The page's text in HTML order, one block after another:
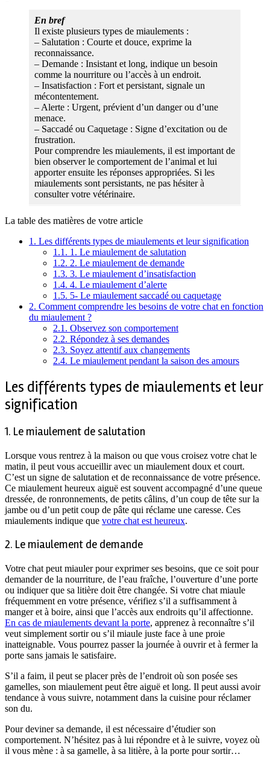
En bref
Il existe plusieurs types de miaulements :
– Salutation : Courte et douce, exprime la
reconnaissance.
– Demande : Insistant et long, indique un besoin
comme la nourriture ou l’accès à un endroit.
– Insatisfaction : Fort et persistant, signale un
mécontentement.
– Alerte : Urgent, prévient d’un danger ou d’une
menace.
– Saccadé ou Caquetage : Signe d’excitation ou de
frustration.
Pour comprendre les miaulements, il est important de
bien observer le comportement de l’animal et lui
apporter ensuite les réponses appropriées. Si les
miaulements sont persistants, ne pas hésiter à
consulter votre vétérinaire.
La table des matières de votre article
1. Les différents types de miaulements et leur signification
1.1. 1. Le miaulement de salutation
1.2. 2. Le miaulement de demande
1.3. 3. Le miaulement d’insatisfaction
1.4. 4. Le miaulement d’alerte
1.5. 5- Le miaulement saccadé ou caquetage
2. Comment comprendre les besoins de votre chat en fonction
du miaulement ?
2.1. Observez son comportement
2.2. Répondez à ses demandes
2.3. Soyez attentif aux changements
2.4. Le miaulement pendant la saison des amours
Les différents types de miaulements et leur
signification
1. Le miaulement de salutation
Lorsque vous rentrez à la maison ou que vous croisez votre chat le
matin, il peut vous accueillir avec un miaulement doux et court.
C’est un signe de salutation et de reconnaissance de votre présence.
Ce miaulement heureux aiguë est souvent accompagné d’une queue
dressée, de ronronnements, de petits câlins, d’un coup de tête sur la
jambe ou d’un petit coup de pâte qui réclame une caresse. Ces
miaulements indique que votre chat est heureux.
2. Le miaulement de demande
Votre chat peut miauler pour exprimer ses besoins, que ce soit pour
demander de la nourriture, de l’eau fraîche, l’ouverture d’une porte
ou indiquer que sa litière doit être changée. Si votre chat miaule
fréquemment en votre présence, vérifiez s’il a suffisamment à
manger et à boire, ainsi que l’accès aux endroits qu’il affectionne.
En cas de miaulements devant la porte, apprenez à reconnaître s’il
veut simplement sortir ou s’il miaule juste face à une proie
inatteignable. Vous pourrez passer la journée à ouvrir et à fermer la
porte sans jamais le satisfaire.
S’il a faim, il peut se placer près de l’endroit où son posée ses
gamelles, son miaulement peut être aiguë et long. Il peut aussi avoir
tendance à vous suivre, notamment dans la cuisine pour réclamer
son du.
Pour deviner sa demande, il est nécessaire d’étudier son
comportement. N’hésitez pas à lui répondre et à le suivre, voyez où
il vous mène : à sa gamelle, à sa litière, à la porte pour sortir…